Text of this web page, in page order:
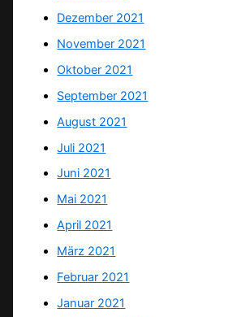
Dezember 2021
November 2021
Oktober 2021
September 2021
August 2021
Juli 2021
Juni 2021
Mai 2021
April 2021
März 2021
Februar 2021
Januar 2021